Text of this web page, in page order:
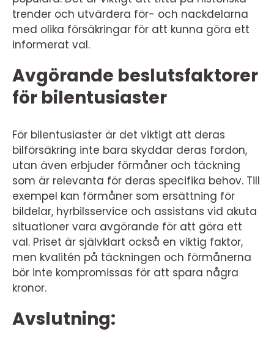
trender och utvärdera för- och nackdelarna
med olika försäkringar för att kunna göra ett
informerat val.
Avgörande beslutsfaktorer
för bilentusiaster
För bilentusiaster är det viktigt att deras
bilförsäkring inte bara skyddar deras fordon,
utan även erbjuder förmåner och täckning
som är relevanta för deras specifika behov. Till
exempel kan förmåner som ersättning för
bildelar, hyrbilsservice och assistans vid akuta
situationer vara avgörande för att göra ett
val. Priset är självklart också en viktig faktor,
men kvalitén på täckningen och förmånerna
bör inte kompromissas för att spara några
kronor.
Avslutning: